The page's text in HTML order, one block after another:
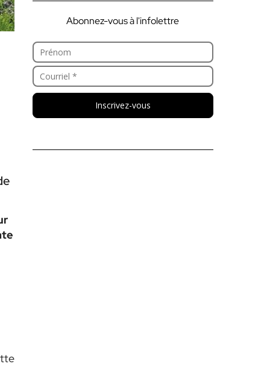
Abonnez-vous à l'infolettre
Inscrivez-vous